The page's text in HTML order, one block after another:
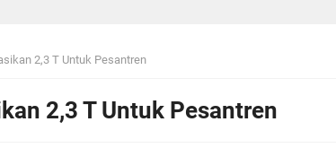
2,3 T Untuk Pesantren
2,3 T Untuk Pesantren